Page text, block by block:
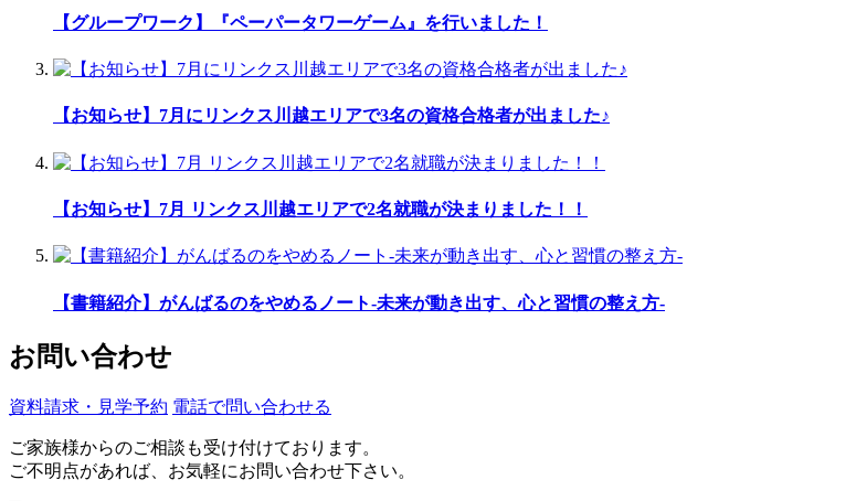
【グループワーク】『ペーパータワーゲーム』を行いました！
【お知らせ】7月にリンクス川越エリアで3名の資格合格者が出ました♪
【お知らせ】7月 リンクス川越エリアで2名就職が決まりました！！
【書籍紹介】がんばるのをやめるノート-未来が動き出す、心と習慣の整え方-
お問い合わせ
資料請求・見学予約 電話で問い合わせる
ご家族様からのご相談も受け付けております。
ご不明点があれば、お気軽にお問い合わせ下さい。